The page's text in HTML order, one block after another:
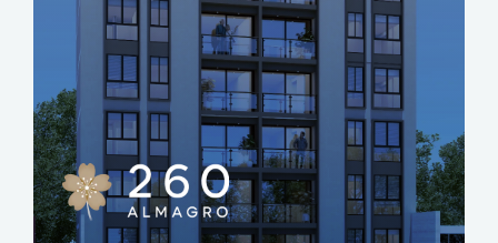
Descubre el atractivo de vivir en
Almagro 260